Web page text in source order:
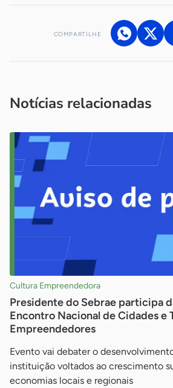
COMPARTILHE
Notícias relacionadas
Cultura Empreendedora
Presidente do Sebrae participa
Encontro Nacional de Cidades e
Empreendedores
Evento vai debater o
instituição voltados ao crescimento
economias locais e regionais